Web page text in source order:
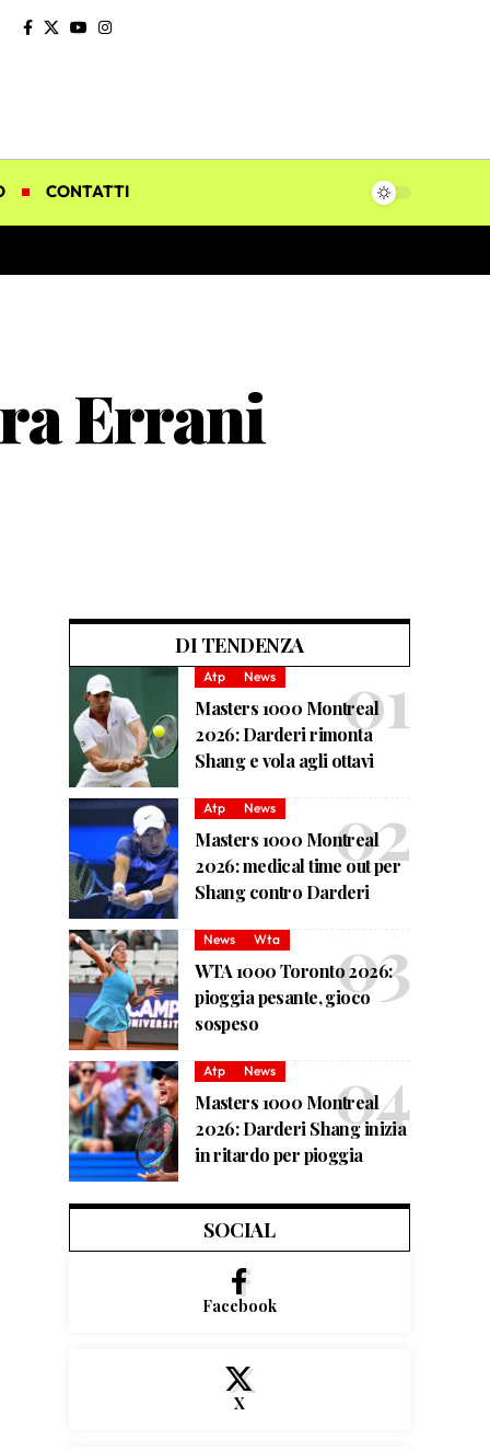
CONTATTI
Errani
DI TENDENZA
Atp News
Masters 1000 Montreal
2026: Darderi rimonta
Shang e vola agli ottavi
Atp News
Masters 1000 Montreal
2026: medical time out per
Shang contro Darderi
News Wta
WTA 1000 Toronto 2026:
pioggia pesante, gioco
sospeso
Atp News
Masters 1000 Montreal
2026: Darderi Shang inizia
in ritardo per pioggia
SOCIAL
Facebook
X